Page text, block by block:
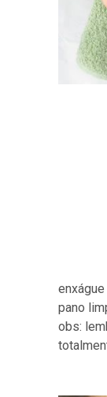
pano
obs: